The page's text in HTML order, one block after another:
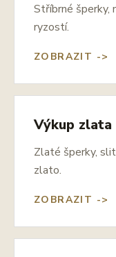
Stříbrné šperky,
ryzostí.
ZOBRAZIT ->
Výkup zlata
Zlaté šperky,
zlato.
ZOBRAZIT ->